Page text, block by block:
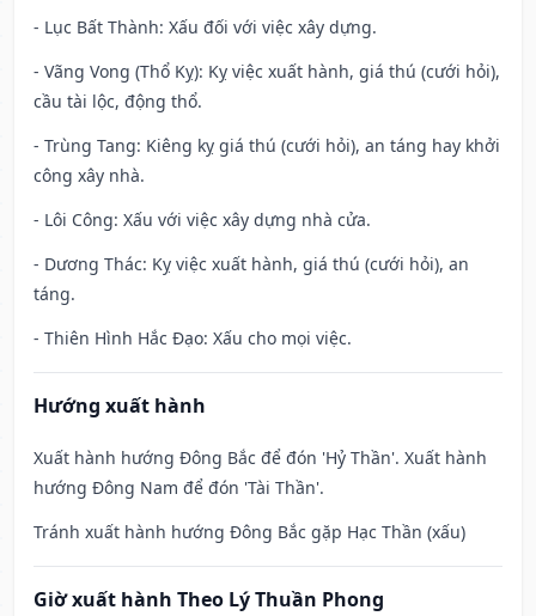
- Lục Bất Thành: Xấu đối với việc xây dựng.
- Vãng Vong (Thổ Kỵ): Kỵ việc xuất hành, giá thú (cưới hỏi),
cầu tài lộc, động thổ.
- Trùng Tang: Kiêng kỵ giá thú (cưới hỏi), an táng hay khởi
công xây nhà.
- Lôi Công: Xấu với việc xây dựng nhà cửa.
- Dương Thác: Kỵ việc xuất hành, giá thú (cưới hỏi), an
táng.
- Thiên Hình Hắc Đạo: Xấu cho mọi việc.
Hướng xuất hành
Xuất hành hướng Đông Bắc để đón 'Hỷ Thần'. Xuất hành
hướng Đông Nam để đón 'Tài Thần'.
Tránh xuất hành hướng Đông Bắc gặp Hạc Thần (xấu)
Giờ xuất hành Theo Lý Thuần Phong